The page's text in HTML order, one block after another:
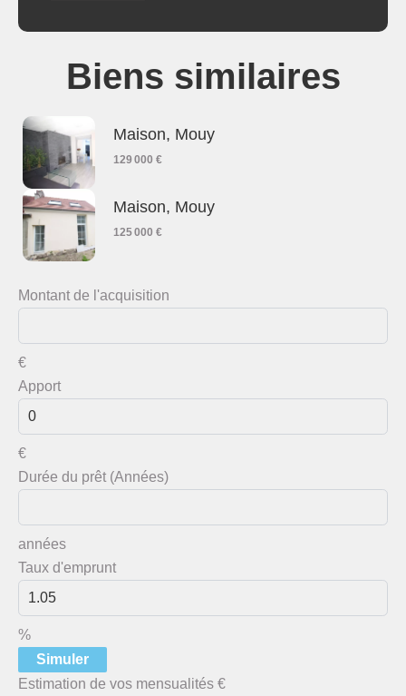
Biens similaires
Maison, Mouy
129 000 €
Maison, Mouy
125 000 €
Montant de l'acquisition
€
Apport
€
Durée du prêt (Années)
années
Taux d'emprunt
%
Simuler
Estimation de vos mensualités €